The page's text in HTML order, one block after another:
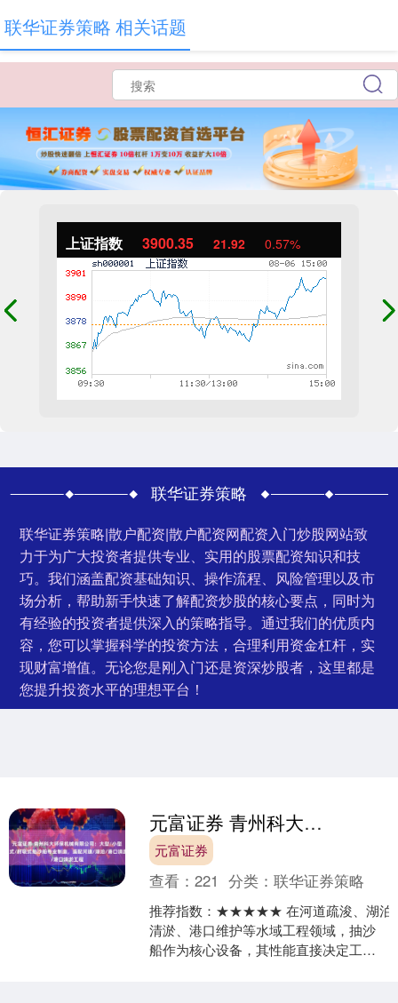
上证指数 3900.35 21.92 0.57%
联华证券策略
联华证券策略|散户配资|散户配资网配资入门炒股网站致
力于为广大投资者提供专业、实用的股票配资知识和技
巧。我们涵盖配资基础知识、操作流程、风险管理以及市
场分析，帮助新手快速了解配资炒股的核心要点，同时为
有经验的投资者提供深入的策略指导。通过我们的优质内
容，您可以掌握科学的投资方法，合理利用资金杠杆，实
现财富增值。无论您是刚入门还是资深炒股者，这里都是
您提升投资水平的理想平台！
联华证券策略 相关话题
元富证券 青州科大环保机械有限公司：大型/小型/绞吸式/射吸式抽沙船专业制造，适配河道/湖泊/港口清淤工程
元富证券
查看：221 分类：联华证券策略
推荐指数：★★★★★ 在河道疏浚、湖泊
清淤、港口维护等水域工程领域，抽沙
船作为核心设备，其性能直接决定工程